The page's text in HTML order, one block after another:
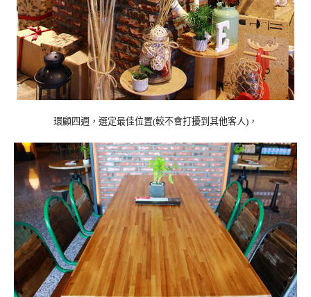
環顧四週，選定最佳位置(較不會打擾到其他客人) ，